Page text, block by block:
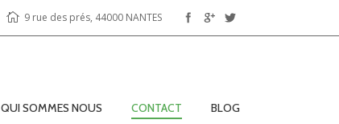
9 rue des prés, 44000 NANTES
QUI SOMMES NOUS CONTACT BLOG